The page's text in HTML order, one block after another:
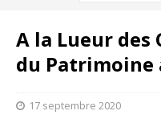
A la Lueur des
du Patrimoine
17 septembre 2020